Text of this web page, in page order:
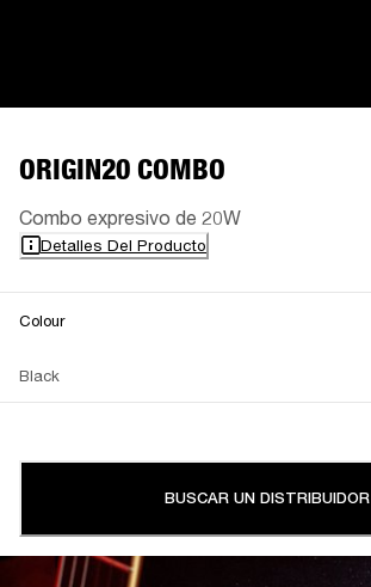
ORIGIN20 COMBO
Combo expresivo de 20W
Detalles Del Producto
Colour
Black
BUSCAR UN DISTRIBUIDOR